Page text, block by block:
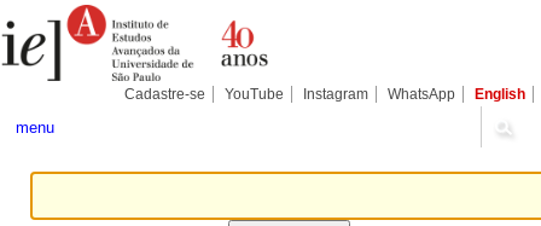
para
conteúdo.
Pessoais
Cadastre-se YouTube Instagram WhatsApp English
menu